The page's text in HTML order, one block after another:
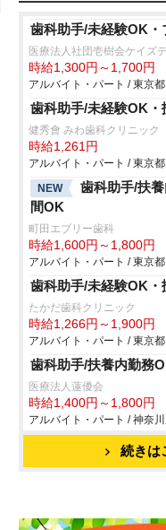
歯科助手/未経験OK・
医療法人社団壱樹会ケイズ
時給1,300円～1,700円
アルバイト・パート / 東京都
歯科助手/未経験OK・
健秀會 みわ歯科クリニック
時給1,261円
アルバイト・パート / 東京都
NEW
歯科助手/扶
間OK
町田エブリー歯科
時給1,600円～1,800円
アルバイト・パート / 東京都
歯科助手/未経験OK・
たかだ歯科クリニック
時給1,266円～1,900円
アルバイト・パート / 東京都
歯科助手/扶養内勤務
医療法人蓮優会
時給1,400円～1,800円
アルバイト・パート / 神奈
続きは